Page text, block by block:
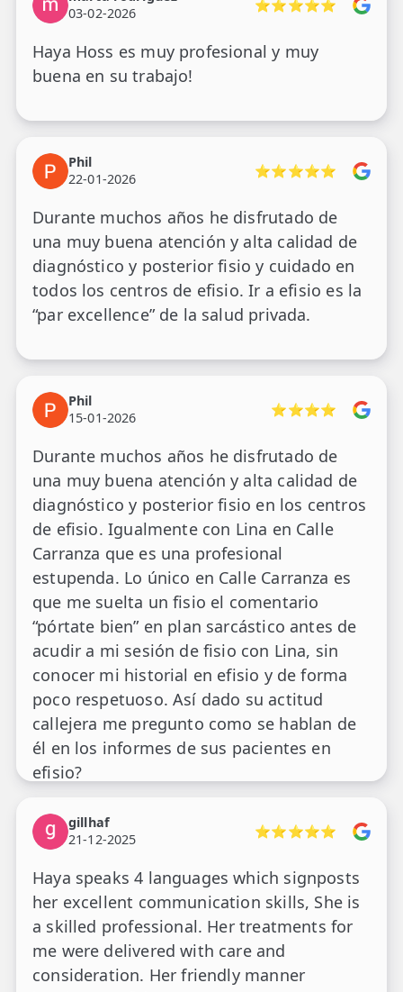
03-02-2026
⭐⭐⭐⭐⭐
Haya Hoss es muy profesional y muy
buena en su trabajo!
Phil
22-01-2026
⭐⭐⭐⭐⭐
Durante muchos años he disfrutado de
una muy buena atención y alta calidad de
diagnóstico y posterior fisio y cuidado en
todos los centros de efisio. Ir a efisio es la
“par excellence” de la salud privada.
Phil
15-01-2026
⭐⭐⭐⭐
Durante muchos años he disfrutado de
una muy buena atención y alta calidad de
diagnóstico y posterior fisio en los centros
de efisio. Igualmente con Lina en Calle
Carranza que es una profesional
estupenda. Lo único en Calle Carranza es
que me suelta un fisio el comentario
“pórtate bien” en plan sarcástico antes de
acudir a mi sesión de fisio con Lina, sin
conocer mi historial en efisio y de forma
poco respetuoso. Así dado su actitud
callejera me pregunto como se hablan de
él en los informes de sus pacientes en
efisio?
gillhaf
21-12-2025
⭐⭐⭐⭐⭐
Haya speaks 4 languages which signposts
her excellent communication skills, She is
a skilled professional. Her treatments for
me were delivered with care and
consideration. Her friendly manner